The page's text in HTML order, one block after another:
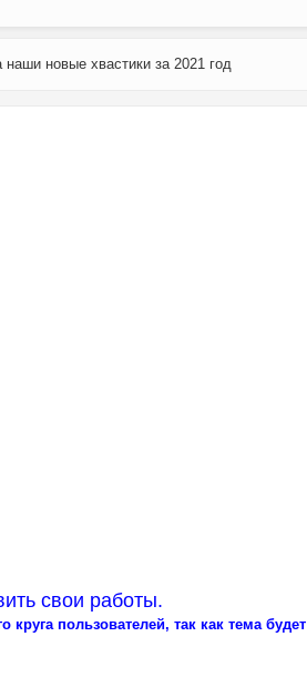
наши новые хвастики за 2021 год
свои работы.
пользователей, так как тема будет